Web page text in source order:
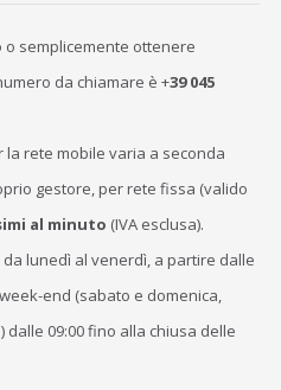
o semplicemente ottenere
da chiamare è +39 045
rete mobile varia a seconda
gestore, per rete fissa (valido
al minuto (IVA esclusa).
lunedì al venerdì, a partire dalle
end (sabato e domenica,
09:00 fino alla chiusa delle